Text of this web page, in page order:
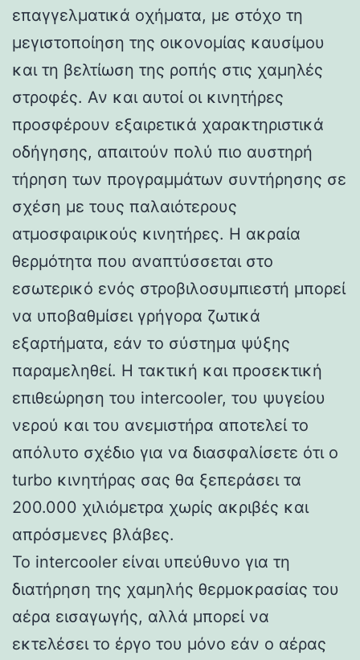
επαγγελματικά οχήματα, με στόχο τη
μεγιστοποίηση της οικονομίας καυσίμου
και τη βελτίωση της ροπής στις χαμηλές
στροφές. Αν και αυτοί οι κινητήρες
προσφέρουν εξαιρετικά χαρακτηριστικά
οδήγησης, απαιτούν πολύ πιο αυστηρή
τήρηση των προγραμμάτων συντήρησης σε
σχέση με τους παλαιότερους
ατμοσφαιρικούς κινητήρες. Η ακραία
θερμότητα που αναπτύσσεται στο
εσωτερικό ενός στροβιλοσυμπιεστή μπορεί
να υποβαθμίσει γρήγορα ζωτικά
εξαρτήματα, εάν το σύστημα ψύξης
παραμεληθεί. Η τακτική και προσεκτική
επιθεώρηση του intercooler, του ψυγείου
νερού και του ανεμιστήρα αποτελεί το
απόλυτο σχέδιο για να διασφαλίσετε ότι ο
turbo κινητήρας σας θα ξεπεράσει τα
200.000 χιλιόμετρα χωρίς ακριβές και
απρόσμενες βλάβες.
Το intercooler είναι υπεύθυνο για τη
διατήρηση της χαμηλής θερμοκρασίας του
αέρα εισαγωγής, αλλά μπορεί να
εκτελέσει το έργο του μόνο εάν ο αέρας